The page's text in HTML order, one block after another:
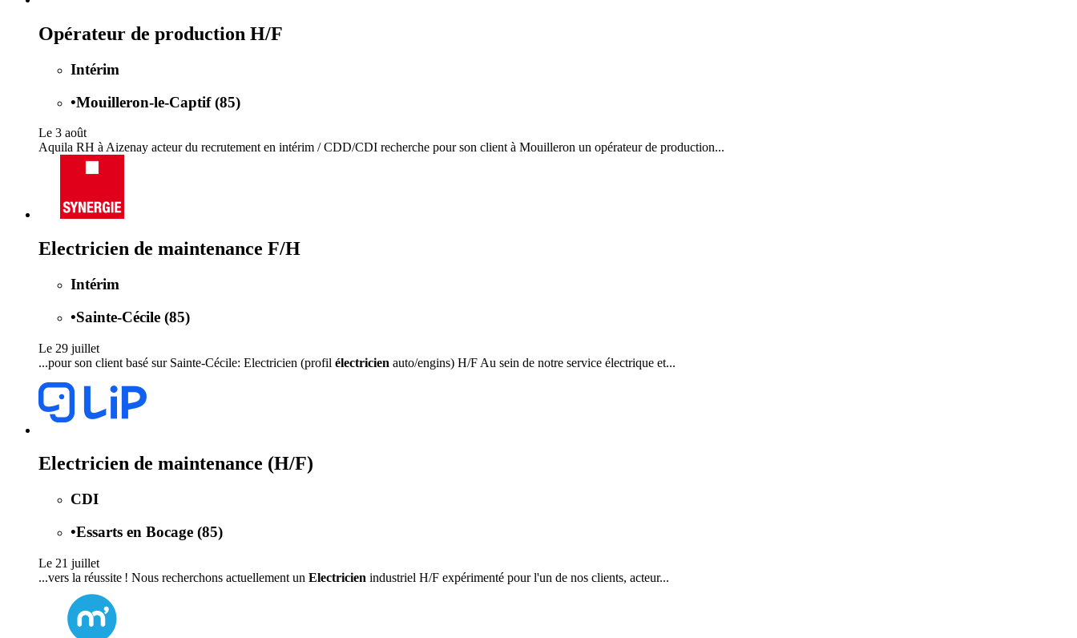
Opérateur de production H/F
Intérim
•Mouilleron-le-Captif (85)
Le 3 août
Aquila RH à Aizenay acteur du recrutement en intérim / CDD/CDI recherche pour son client à Mouilleron un opérateur de production...
Electricien de maintenance F/H
Intérim
•Sainte-Cécile (85)
Le 29 juillet
...pour son client basé sur Sainte-Cécile: Electricien (profil électricien auto/engins) H/F Au sein de notre service électrique et...
Electricien de maintenance (H/F)
CDI
•Essarts en Bocage (85)
Le 21 juillet
...vers la réussite ! Nous recherchons actuellement un Electricien industriel H/F expérimenté pour l'un de nos clients, acteur...